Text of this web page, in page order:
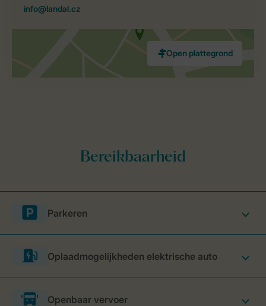
Parkeren
Oplaadmogelijkheden elektrische auto
Openbaar vervoer